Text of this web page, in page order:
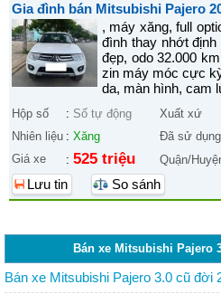
Gia đình bán Mitsubishi Pajero
, máy xăng, full
đình thay nhớt
đẹp, odo 32.000
zin máy móc cực
da, màn hình, cam
Hộp số : Số tự động Xuất xứ
Nhiên liệu : Xăng Đã sử dụng
Giá xe
: 525 triệu Quận/
Lưu tin So sánh
Bán xe Mitsubishi Pajero
Bán xe Mitsubishi Pajero 3.0 cũ đời